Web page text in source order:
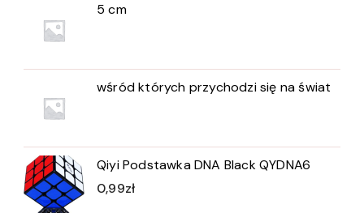
5 cm
wśród których przychodzi się na świat
Qiyi Podstawka DNA Black QYDNA6
0,99zł